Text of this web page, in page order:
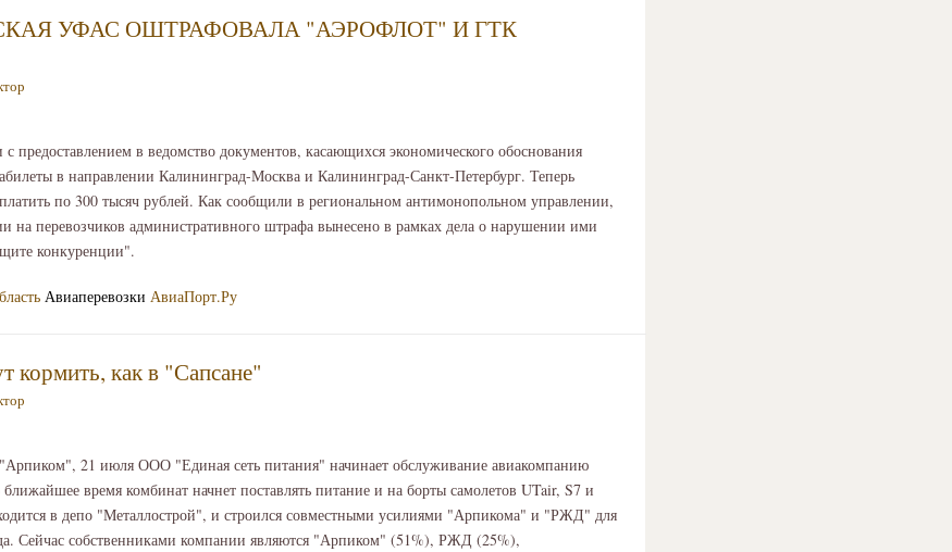
УФАС ОШТРАФОВАЛА "АЭРОФЛОТ" И ГТК
предоставлением в ведомство документов, касающихся экономического обоснования
в направлении Калининград-Москва и Калининград-Санкт-Петербург. Теперь
по 300 тысяч рублей. Как сообщили в региональном антимонопольном управлении,
на перевозчиков административного штрафа вынесено в рамках дела о нарушении ими
конкуренции".
Авиаперевозки АвиаПорт.Ру
кормить, как в "Сапсане"
21 июля ООО "Единая сеть питания" начинает обслуживание авиакомпанию
время комбинат начнет поставлять питание и на борты самолетов UTair, S7 и
в депо "Металлострой", и строился совместными усилиями "Арпикома" и "РЖД" для
Сейчас собственниками компании являются "Арпиком" (51%), РЖД (25%),